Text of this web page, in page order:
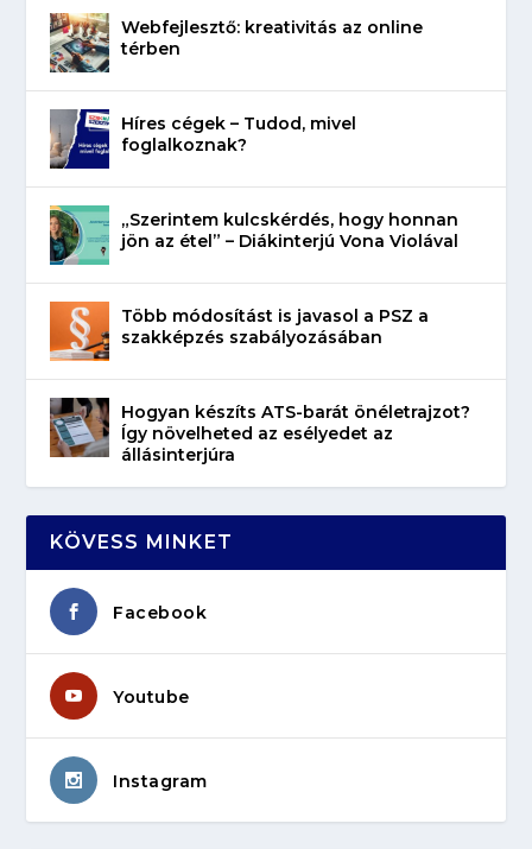
Webfejlesztő: kreativitás az online
térben
Híres cégek – Tudod, mivel
foglalkoznak?
„Szerintem kulcskérdés, hogy honnan
jön az étel” – Diákinterjú Vona Violával
Több módosítást is javasol a PSZ a
szakképzés szabályozásában
Hogyan készíts ATS-barát önéletrajzot?
Így növelheted az esélyedet az
állásinterjúra
KÖVESS MINKET
Facebook
Youtube
Instagram